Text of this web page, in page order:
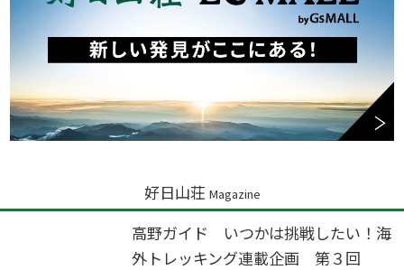
好日山荘 Magazine
高野ガイド いつかは挑戦したい！海
外トレッキング連載企画 第３回